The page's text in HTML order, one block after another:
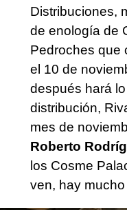
Distribuciones,
de enología de
Pedroches que
el 10 de
después hará
distribución,
mes de
Roberto
los Cosme
ven, hay